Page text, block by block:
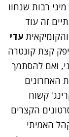
רבות שנחוו
זה עוד
עדי
קצת קונטרה
ואם להסתמך
האחרונים
קשוח
הקצרים
האמיתי